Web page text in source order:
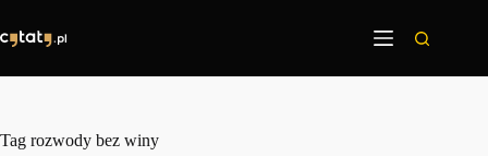
treści
Tag rozwody bez winy